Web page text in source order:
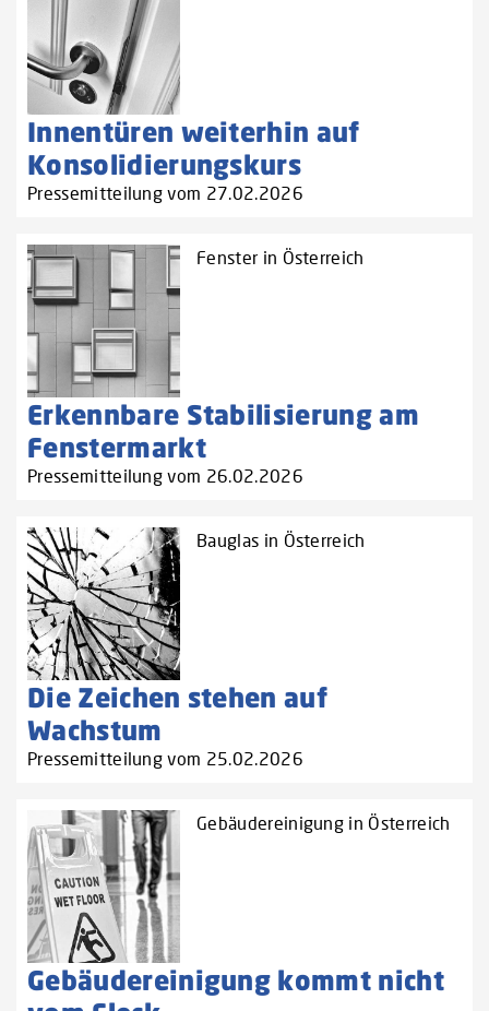
Innentüren weiterhin auf
Konsolidierungskurs
Pressemitteilung vom 27.02.2026
Fenster in Österreich
Erkennbare Stabilisierung am
Fenstermarkt
Pressemitteilung vom 26.02.2026
Bauglas in Österreich
Die Zeichen stehen auf
Wachstum
Pressemitteilung vom 25.02.2026
Gebäudereinigung in Österreich
Gebäudereinigung kommt nicht